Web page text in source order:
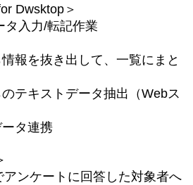
Dwsktop＞
タ入力/転記作業
報を抜き出して、一覧にまと
テキストデータ抽出（Webス
ータ連携
アンケートに回答した対象者へ